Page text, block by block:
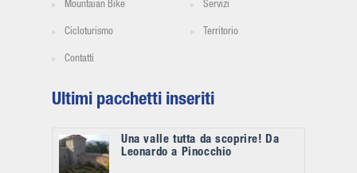
Mountaian Bike Servizi
Cicloturismo Territorio
Contatti
Ultimi pacchetti inseriti
Una valle tutta da scoprire! Da
Leonardo a Pinocchio